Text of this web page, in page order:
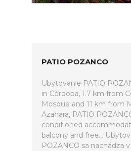
PATIO POZANCO
Ubytovanie PATIO
in Córdoba, 1.7 km from
Mosque and 11 km from
Azahara, PATIO
conditioned
balcony and free...
POZANCO sa nachádza